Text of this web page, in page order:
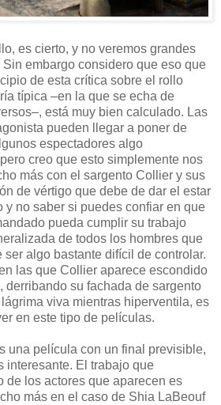
es cierto, y no veremos grandes
embargo considero que eso que
de esta crítica sobre el rollo
típica –en la que se echa de
está muy bien calculado. Las
pueden llegar a poner de
espectadores algo
creo que esto simplemente nos
más con el sargento Collier y sus
de vértigo que debe de dar el estar
y no saber si puedes confiar en que
pueda cumplir su trabajo
de todos los hombres que
ser algo bastante difícil de controlar.
las que Collier aparece escondido
derribando su fachada de sargento
viva mientras hiperventila, es
en este tipo de películas.
una película con un final previsible,
interesante. El trabajo que
de los actores que aparecen es
más en el caso de Shia LaBeouf